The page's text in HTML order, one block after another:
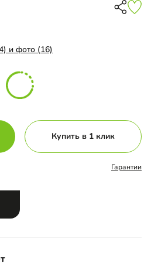
и фото (16)
Купить в 1 клик
Гарантии